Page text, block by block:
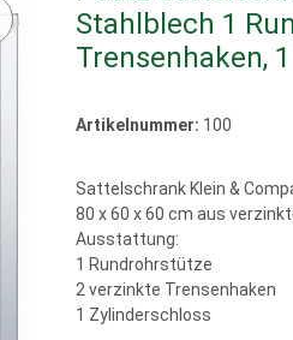
Stahlblech 1
Trensenhaken,
Artikelnummer: 100
Sattelschrank Klein &
80 x 60 x 60 cm aus
Ausstattung:
1 Rundrohrstütze
2 verzinkte Trensenhaken
1 Zylinderschloss